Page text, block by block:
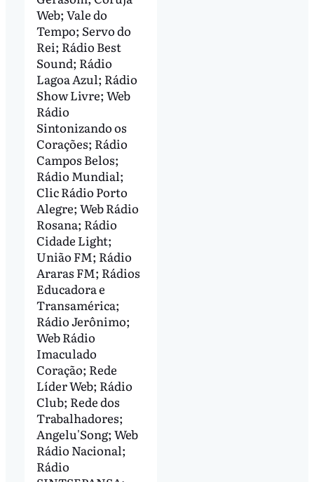
Web; Vale do
Tempo; Servo do
Rei; Rádio Best
Sound; Rádio
Lagoa Azul; Rádio
Show Livre; Web
Rádio
Sintonizando os
Corações; Rádio
Campos Belos;
Rádio Mundial;
Clic Rádio Porto
Alegre; Web Rádio
Rosana; Rádio
Cidade Light;
União FM; Rádio
Araras FM; Rádios
Educadora e
Transamérica;
Rádio Jerônimo;
Web Rádio
Imaculado
Coração; Rede
Líder Web; Rádio
Club; Rede dos
Trabalhadores;
Angelu'Song; Web
Rádio Nacional;
Rádio